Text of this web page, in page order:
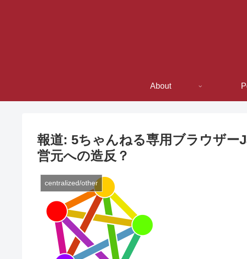
About
報道: 5ちゃんねる専用ブラウザー
営元への造反？
centralized/other